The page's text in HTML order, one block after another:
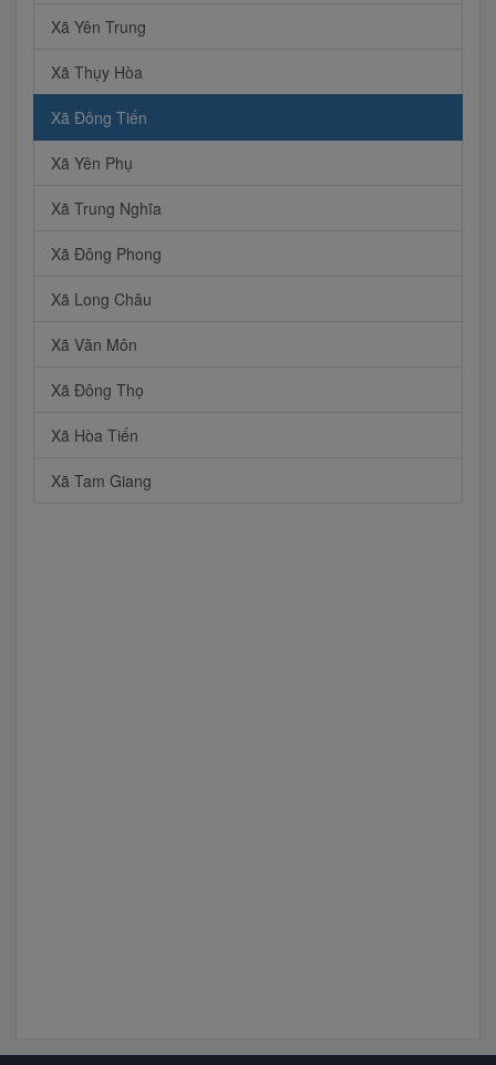
Xã Yên Trung
Xã Thụy Hòa
Xã Đông Tiến
Xã Yên Phụ
Xã Trung Nghĩa
Xã Đông Phong
Xã Long Châu
Xã Văn Môn
Xã Đông Thọ
Xã Hòa Tiến
Xã Tam Giang